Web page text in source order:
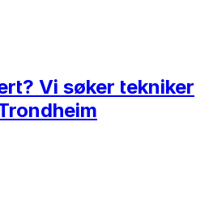
Vi søker tekniker